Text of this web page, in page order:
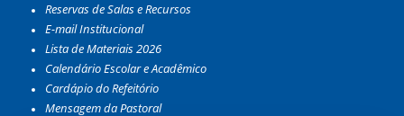
Reservas de Salas e Recursos
E-mail Institucional
Lista de Materiais 2026
Calendário Escolar e Acadêmico
Cardápio do Refeitório
Mensagem da Pastoral